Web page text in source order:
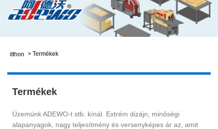
itthon > Termékek
Termékek
Üzemünk ADEWO-t stb. kínál. Extrém dizájn, minőségi
alapanyagok, nagy teljesítmény és versenyképes ár az, amit